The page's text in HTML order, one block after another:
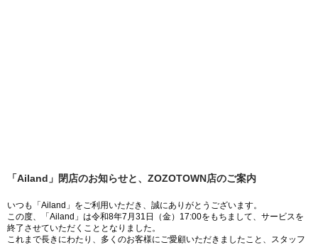
「Ailand」閉店のお知らせと、ZOZOTOWN店のご案内
いつも「Ailand」をご利用いただき、誠にありがとうございます。
この度、「Ailand」は令和8年7月31日（金）17:00をもちまして、サービスを
終了させていただくこととなりました。
これまで長きにわたり、多くのお客様にご愛顧いただきましたこと、スタッフ